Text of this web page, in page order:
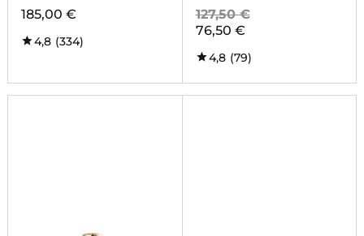
185,00 €
4,8 (334)
127,50 €
76,50 €
4,8 (79)